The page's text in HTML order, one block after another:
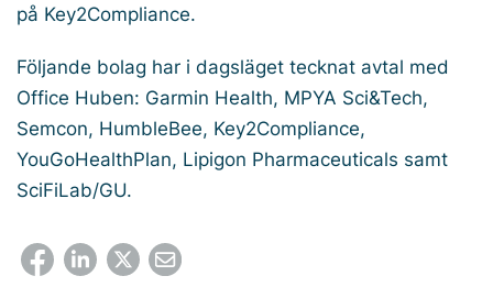
på Key2Compliance.
Följande bolag har i dagsläget tecknat avtal med
Office Huben: Garmin Health, MPYA Sci&Tech,
Semcon, HumbleBee, Key2Compliance,
YouGoHealthPlan, Lipigon Pharmaceuticals samt
SciFiLab/GU.